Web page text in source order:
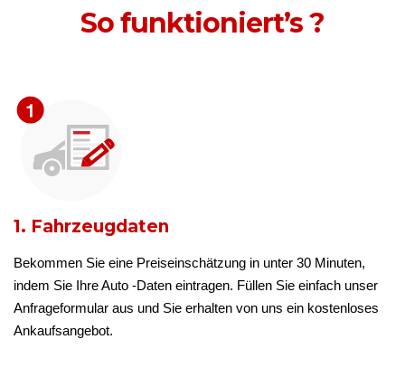
So funktioniert’s ?
1. Fahrzeugdaten
Bekommen Sie eine Preiseinschätzung in unter 30 Minuten,
indem Sie Ihre Auto -Daten eintragen. Füllen Sie einfach unser
Anfrageformular aus und Sie erhalten von uns ein kostenloses
Ankaufsangebot.